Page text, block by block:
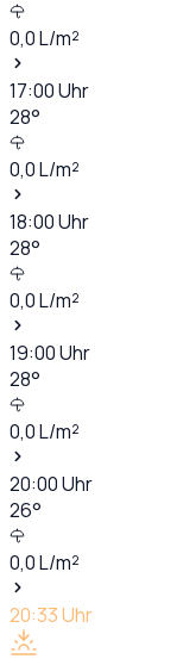
0,0L/m²
17:00Uhr
28°
0,0L/m²
18:00Uhr
28°
0,0L/m²
19:00Uhr
28°
0,0L/m²
20:00Uhr
26°
0,0L/m²
20:33Uhr